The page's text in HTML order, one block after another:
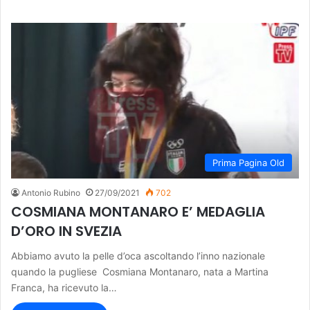
Prima Pagina Old
Antonio Rubino 27/09/2021 702
COSMIANA MONTANARO E’ MEDAGLIA
D’ORO IN SVEZIA
Abbiamo avuto la pelle d’oca ascoltando l’inno nazionale
quando la pugliese Cosmiana Montanaro, nata a Martina
Franca, ha ricevuto la…